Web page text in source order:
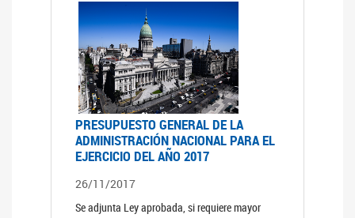
PRESUPUESTO GENERAL DE LA
ADMINISTRACIÓN NACIONAL PARA EL
EJERCICIO DEL AÑO 2017
26/11/2017
Se adjunta Ley aprobada, si requiere mayor